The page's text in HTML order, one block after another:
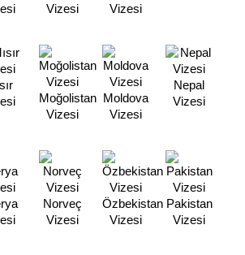
Vizesi
Vizesi
Moğolistan
Vizesi
Moldova
Vizesi
Nepal
Vizesi
Norveç
Vizesi
Özbekistan
Vizesi
Pakistan
Vizesi